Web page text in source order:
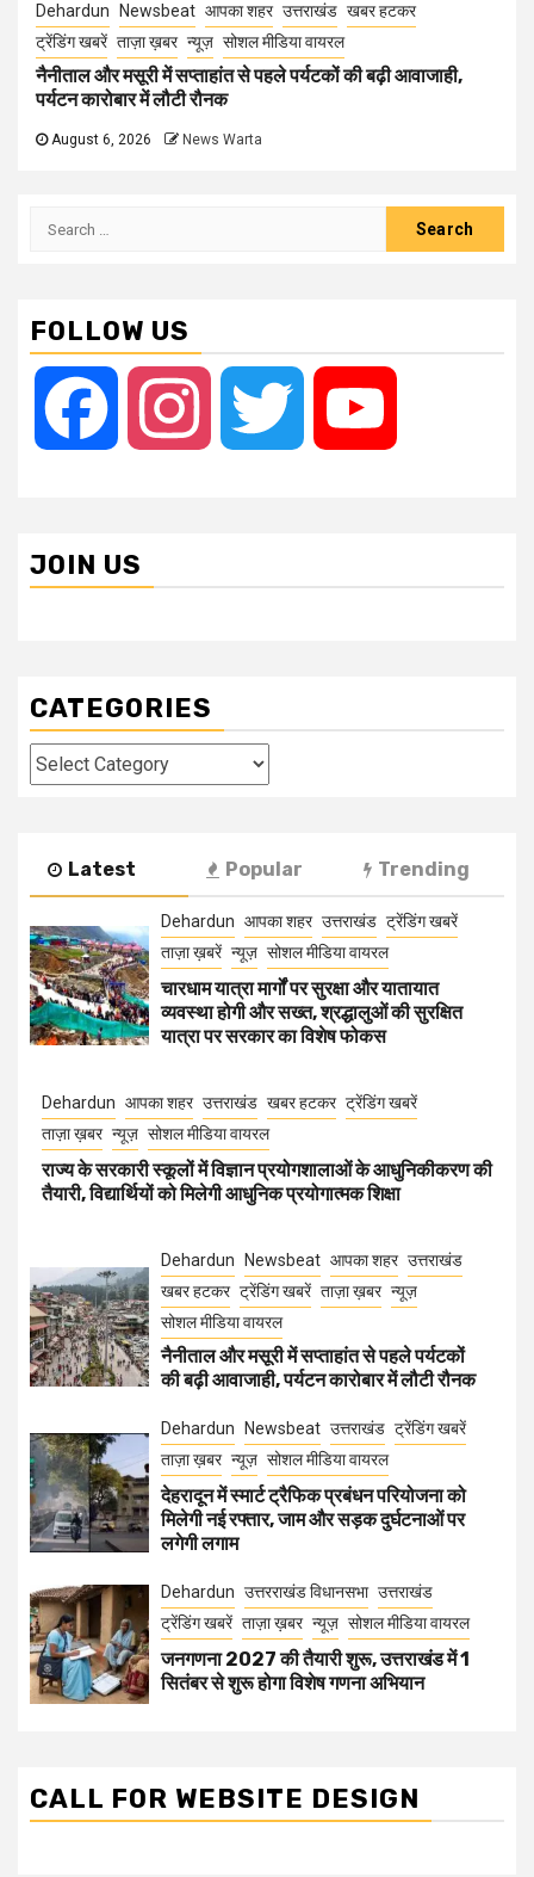
Dehardun Newsbeat आपका शहर उत्तराखंड खबर हटकर
ट्रेंडिंग खबरें ताज़ा ख़बर न्यूज़ सोशल मीडिया वायरल
नैनीताल और मसूरी में सप्ताहांत से पहले पर्यटकों की बढ़ी आवाजाही,
पर्यटन कारोबार में लौटी रौनक
August 6, 2026 News Warta
Search
FOLLOW US
Facebook Instagram Twitter
JOIN US
CATEGORIES
Categories
Latest Popular Trending
Dehardun आपका शहर उत्तराखंड ट्रेंडिंग खबरें
ताज़ा ख़बरें न्यूज़ सोशल मीडिया वायरल
चारधाम यात्रा मार्गों पर सुरक्षा और यातायात
व्यवस्था होगी और सख्त, श्रद्धालुओं की सुरक्षित
यात्रा पर सरकार का विशेष फोकस
Dehardun आपका शहर उत्तराखंड खबर हटकर ट्रेंडिंग खबरें
ताज़ा ख़बर न्यूज़ सोशल मीडिया वायरल
राज्य के सरकारी स्कूलों में विज्ञान प्रयोगशालाओं के आधुनिकीकरण की
तैयारी, विद्यार्थियों को मिलेगी आधुनिक प्रयोगात्मक शिक्षा
Dehardun Newsbeat आपका शहर उत्तराखंड
खबर हटकर ट्रेंडिंग खबरें ताज़ा ख़बर न्यूज़
सोशल मीडिया वायरल
नैनीताल और मसूरी में सप्ताहांत से पहले पर्यटकों
की बढ़ी आवाजाही, पर्यटन कारोबार में लौटी रौनक
Dehardun Newsbeat उत्तराखंड ट्रेंडिंग खबरें
ताज़ा ख़बर न्यूज़ सोशल मीडिया वायरल
देहरादून में स्मार्ट ट्रैफिक प्रबंधन परियोजना को
मिलेगी नई रफ्तार, जाम और सड़क दुर्घटनाओं पर
लगेगी लगाम
Dehardun उत्तरराखंड विधानसभा उत्तराखंड
ट्रेंडिंग खबरें ताज़ा ख़बर न्यूज़ सोशल मीडिया वायरल
जनगणना 2027 की तैयारी शुरू, उत्तराखंड में 1
सितंबर से शुरू होगा विशेष गणना अभियान
CALL FOR WEBSITE DESIGN